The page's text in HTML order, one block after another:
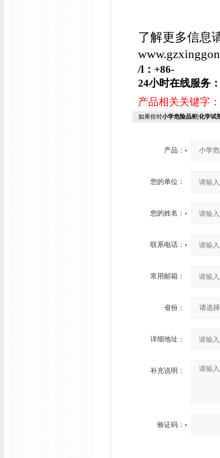
了解更多信息
/l：+86-
24小时在线服务
产品相关关键字：
如果你对小学危险品柜|化学试
产品：
您的单位：
您的姓名：
联系电话：
常用邮箱：
省份：
详细地址：
补充说明：
验证码：